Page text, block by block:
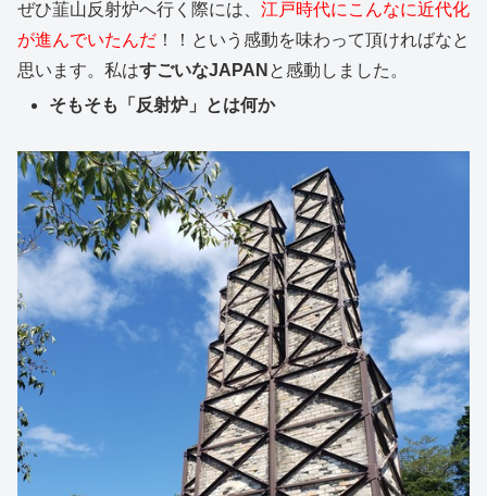
ぜひ韮山反射炉へ行く際には、 江戸時代にこんなに近代化
が進んでいたんだ ！！という感動を味わって頂ければなと
思います。私はすごいなJAPAN と感動しました。
そもそも「反射炉」とは何か